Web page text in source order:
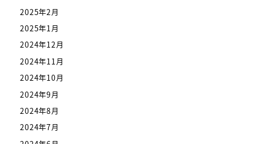
2025年2月
2025年1月
2024年12月
2024年11月
2024年10月
2024年9月
2024年8月
2024年7月